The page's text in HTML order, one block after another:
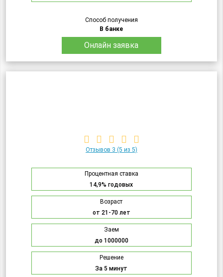
Способ получения
В банке
Онлайн заявка
Отзывов 3 (5 из 5)
Процентная ставка
14,9% годовых
Возраст
от 21-70 лет
Заем
до 1000000
Решение
За 5 минут